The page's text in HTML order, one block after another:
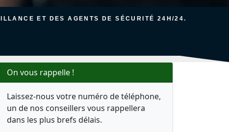
ET DES AGENTS DE SÉCURITÉ 24H/24.
On vous rappelle !
Laissez-nous votre numéro de téléphone,
un de nos conseillers vous rappellera
dans les plus brefs délais.